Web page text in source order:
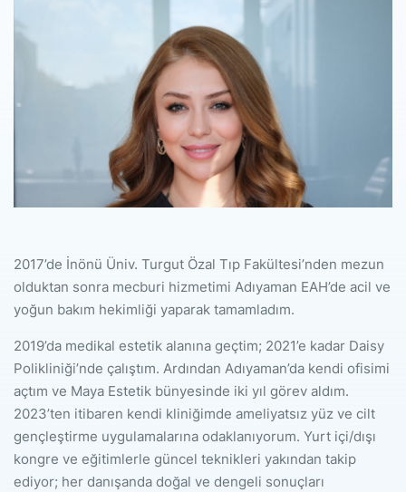
2017’de İnönü Üniv. Turgut Özal Tıp Fakültesi’nden mezun
olduktan sonra mecburi hizmetimi Adıyaman EAH’de acil ve
yoğun bakım hekimliği yaparak tamamladım.
2019’da medikal estetik alanına geçtim; 2021’e kadar Daisy
Polikliniği’nde çalıştım. Ardından Adıyaman’da kendi ofisimi
açtım ve Maya Estetik bünyesinde iki yıl görev aldım.
2023’ten itibaren kendi kliniğimde ameliyatsız yüz ve cilt
gençleştirme uygulamalarına odaklanıyorum. Yurt içi/dışı
kongre ve eğitimlerle güncel teknikleri yakından takip
ediyor; her danışanda doğal ve dengeli sonuçları